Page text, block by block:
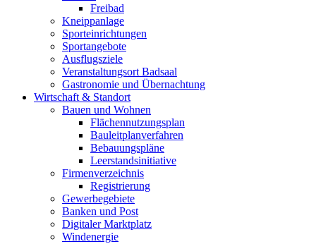
Freibad
Kneippanlage
Sporteinrichtungen
Sportangebote
Ausflugsziele
Veranstaltungsort Badsaal
Gastronomie und Übernachtung
Wirtschaft & Standort
Bauen und Wohnen
Flächennutzungsplan
Bauleitplanverfahren
Bebauungspläne
Leerstandsinitiative
Firmenverzeichnis
Registrierung
Gewerbegebiete
Banken und Post
Digitaler Marktplatz
Windenergie